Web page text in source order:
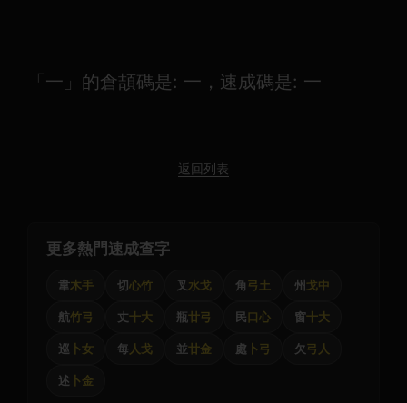
「一」的倉頡碼是: 一，速成碼是: 一
返回列表
更多熱門速成查字
韋木手 切心竹 叉 水戈 角弓土 州 戈中
航竹弓 丈十大 瓶廿弓 民口心 窗十大
巡 卜女 每人戈 並廿金 處 卜弓 欠弓人
述 卜金